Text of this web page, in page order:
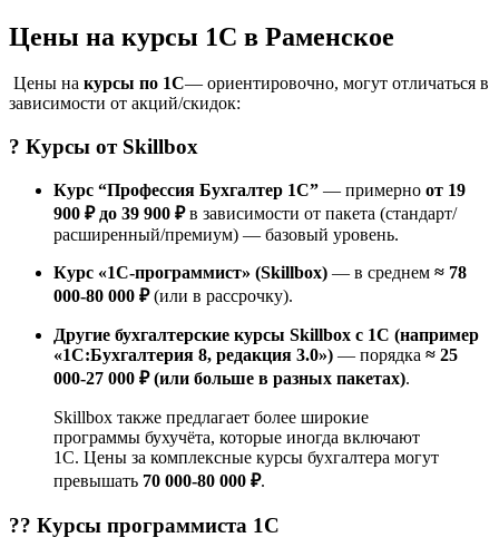
Цены на курсы 1С в Раменское
Цены на курсы по 1С— ориентировочно, могут отличаться в
зависимости от акций/скидок:
? Курсы от Skillbox
Курс “Профессия Бухгалтер 1С” — примерно от 19
900 ₽ до 39 900 ₽в зависимости от пакета (стандарт/
расширенный/премиум) — базовый уровень.
Курс «1С-программист» (Skillbox) — в среднем ≈ 78
000-80 000 ₽(или в рассрочку).
Другие бухгалтерские курсы Skillbox с 1С (например
«1С:Бухгалтерия 8, редакция 3.0») — порядка ≈ 25
000-27 000 ₽ (или больше в разных пакетах).
Skillbox также предлагает более широкие
программы бухучёта, которые иногда включают
1С. Цены за комплексные курсы бухгалтера могут
превышать 70 000-80 000 ₽.
?‍? Курсы программиста 1С